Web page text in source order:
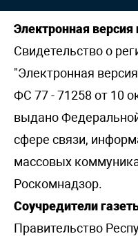
Электронная
Свидетельство о
"Электронная
ФС 77 - 71258 от 10
выдано
сфере связи,
массовых
Роскомнадзор.
Соучредители
Правительство